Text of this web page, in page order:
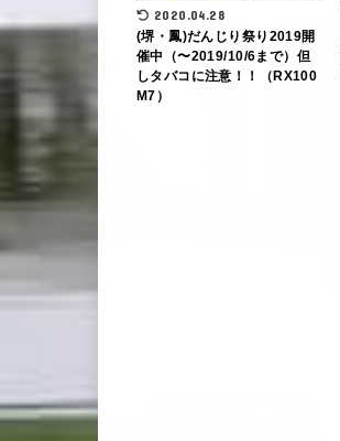
2020.04.28
(堺・鳳)だんじり祭り2019開
催中（〜2019/10/6まで）但
しタバコに注意！！（RX100
M7）